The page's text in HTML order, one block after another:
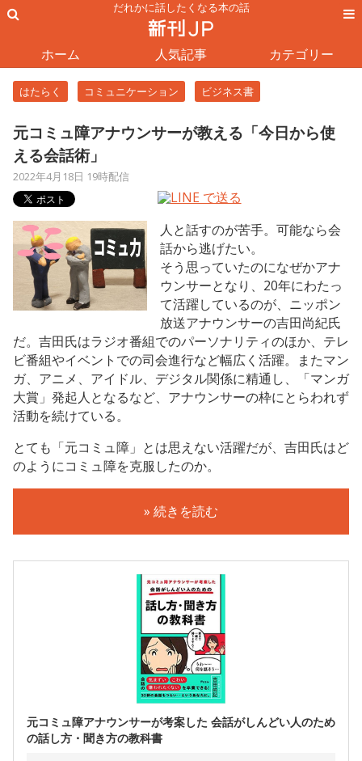
だれかに話したくなる本の話
ホーム 人気記事 カテゴリー
はたらく コミュニケーション ビジネス書
元コミュ障アナウンサーが教える「今日から使
える会話術」
2022年4月18日 19時配信
人と話すのが苦手。可能なら会
話から逃げたい。
そう思っていたのになぜかアナ
ウンサーとなり、20年にわたっ
て活躍しているのが、ニッポン
放送アナウンサーの吉田尚紀氏
だ。吉田氏はラジオ番組でのパーソナリティのほか、テレ
ビ番組やイベントでの司会進行など幅広く活躍。またマン
ガ、アニメ、アイドル、デジタル関係に精通し、「マンガ
大賞」発起人となるなど、アナウンサーの枠にとらわれず
活動を続けている。
とても「元コミュ障」とは思えない活躍だが、吉田氏はど
のようにコミュ障を克服したのか。
» 続きを読む
元コミュ障アナウンサーが考案した 会話がしんどい人のため
の話し方・聞き方の教科書